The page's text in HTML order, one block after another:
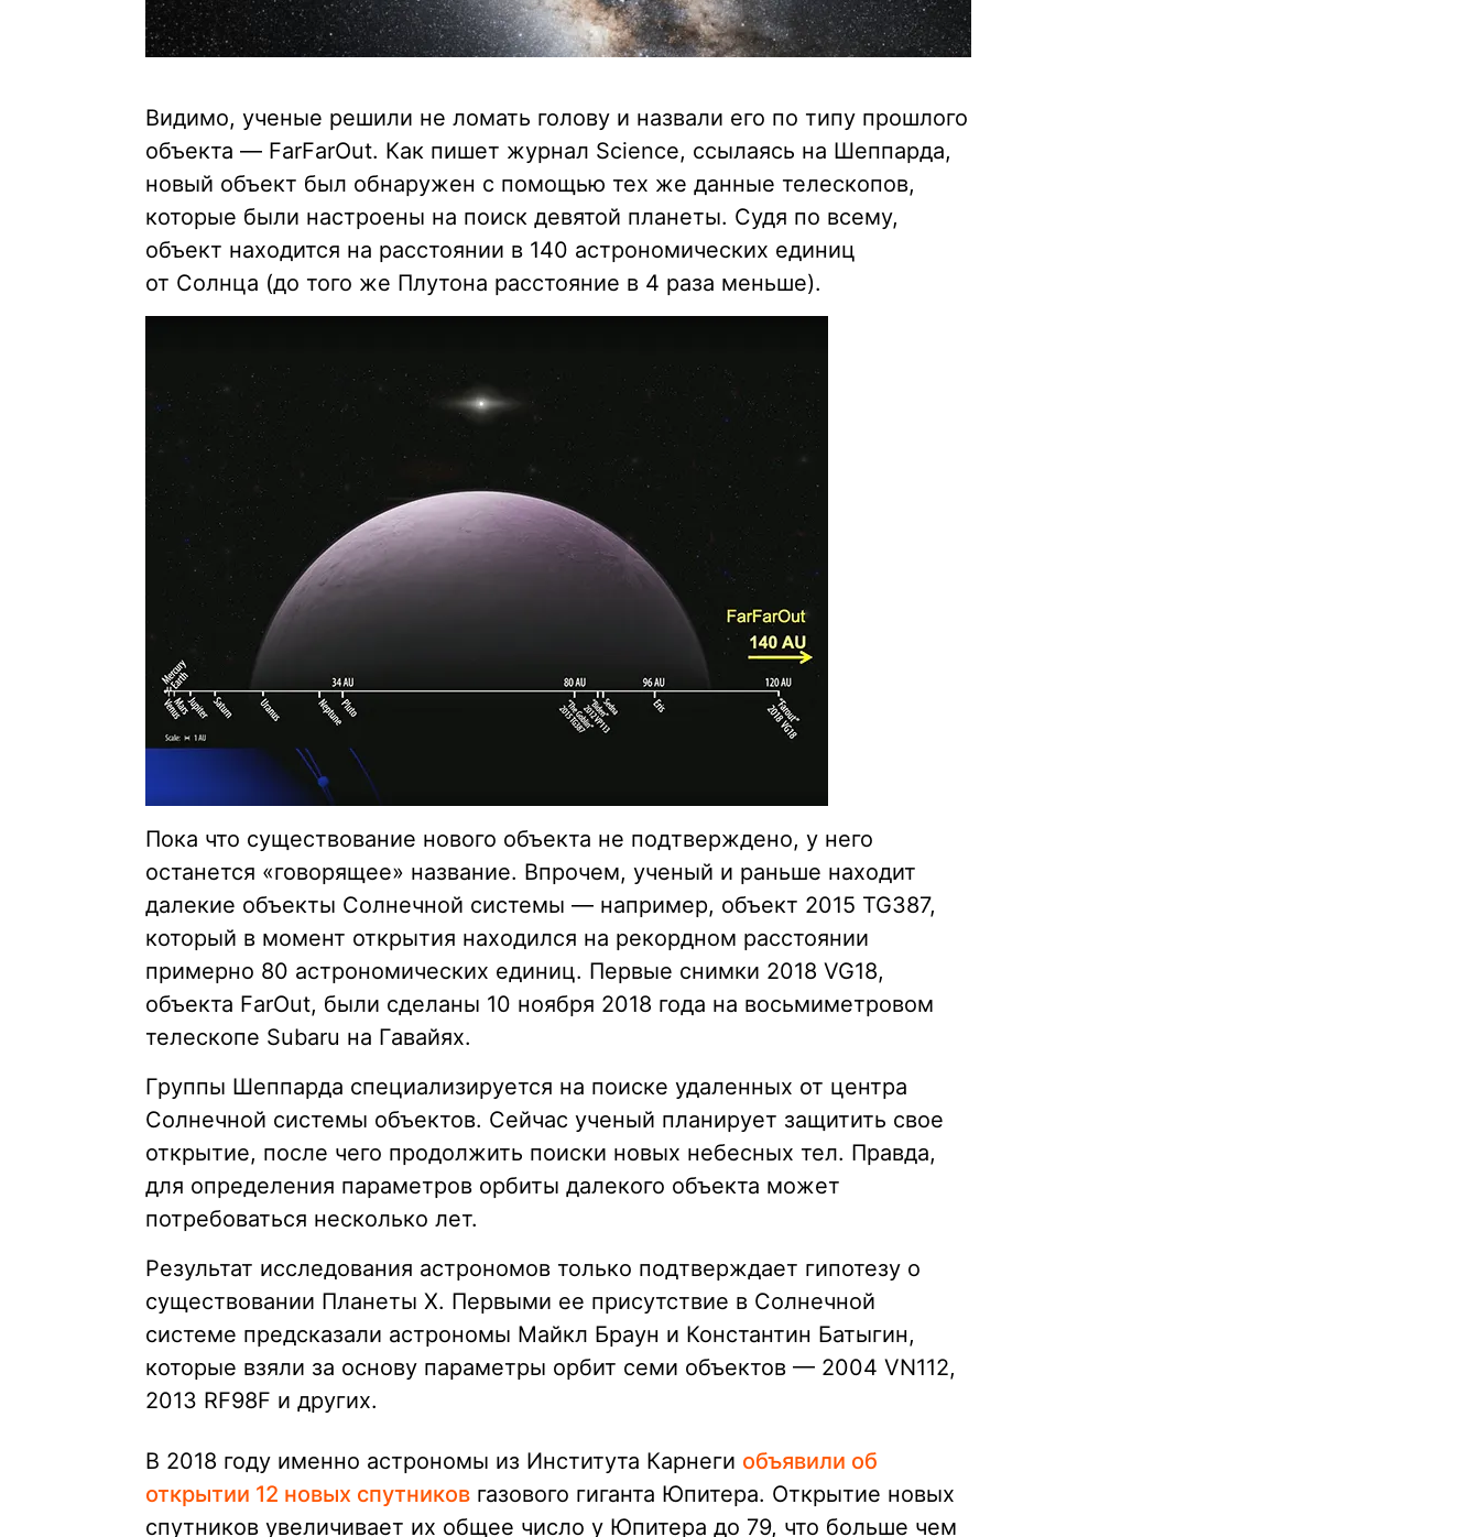
Видимо, ученые решили не ломать голову и назвали его по типу прошлого
объекта — FarFarOut. Как пишет журнал Science, ссылаясь на Шеппарда,
новый объект был обнаружен с помощью тех же данные телескопов,
которые были настроены на поиск девятой планеты. Судя по всему,
объект находится на расстоянии в 140 астрономических единиц
от Солнца (до того же Плутона расстояние в 4 раза меньше).
Пока что существование нового объекта не подтверждено, у него
останется «говорящее» название. Впрочем, ученый и раньше находит
далекие объекты Солнечной системы — например, объект 2015 TG387,
который в момент открытия находился на рекордном расстоянии
примерно 80 астрономических единиц. Первые снимки 2018 VG18,
объекта FarOut, были сделаны 10 ноября 2018 года на восьмиметровом
телескопе Subaru на Гавайях.
Группы Шеппарда специализируется на поиске удаленных от центра
Солнечной системы объектов. Сейчас ученый планирует защитить свое
открытие, после чего продолжить поиски новых небесных тел. Правда,
для определения параметров орбиты далекого объекта может
потребоваться несколько лет.
Результат исследования астрономов только подтверждает гипотезу о
существовании Планеты X. Первыми ее присутствие в Солнечной
системе предсказали астрономы Майкл Браун и Константин Батыгин,
которые взяли за основу параметры орбит семи объектов — 2004 VN112,
2013 RF98F и других.
В 2018 году именно астрономы из Института Карнеги объявили об
открытии 12 новых спутников газового гиганта Юпитера. Открытие новых
спутников увеличивает их общее число у Юпитера до 79, что больше чем